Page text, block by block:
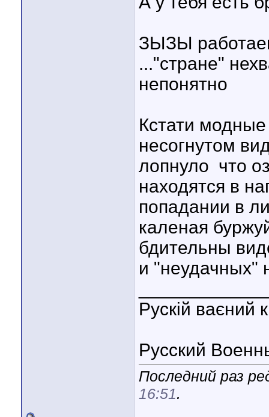
ЗЫЗЫ
..."стране"
непонятно
Кстати
несогнутом
лопнуло что
находятся в
попадании в
каленая
бдительны
и "неудачных"
Рускій ваєний
Русский
Последний раз
16:51.